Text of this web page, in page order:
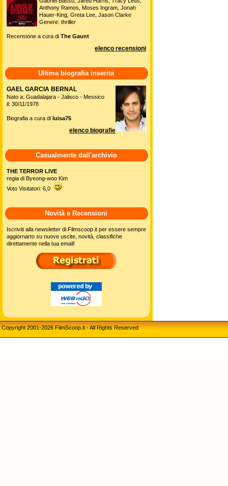
Anthony Ramos, Moses Ingram, Jonah
Hauer-King, Greta Lee, Jason Clarke
Genere: thriller
Recensione a cura di The Gaunt
elenco recensioni
Ultima biografia inserita
GAEL GARCIA BERNAL
Nato a: Guadalajara - Jalisco - Messico
il: 30/11/1978
Biografia a cura di luisa75
elenco biografie
Casualmente dall'archivio
THE TERROR LIVE
regia di Byeong-woo Kim
Voto Visitatori: 6,0
Novità e Recensioni
Iscriviti alla newsletter di Filmscoop.it per essere sempre
aggiornarto su nuove uscite, novità, classifiche
direttamente nella tua email!
Copyright 2001-2026 FilmScoop.it - All Rights Reserved